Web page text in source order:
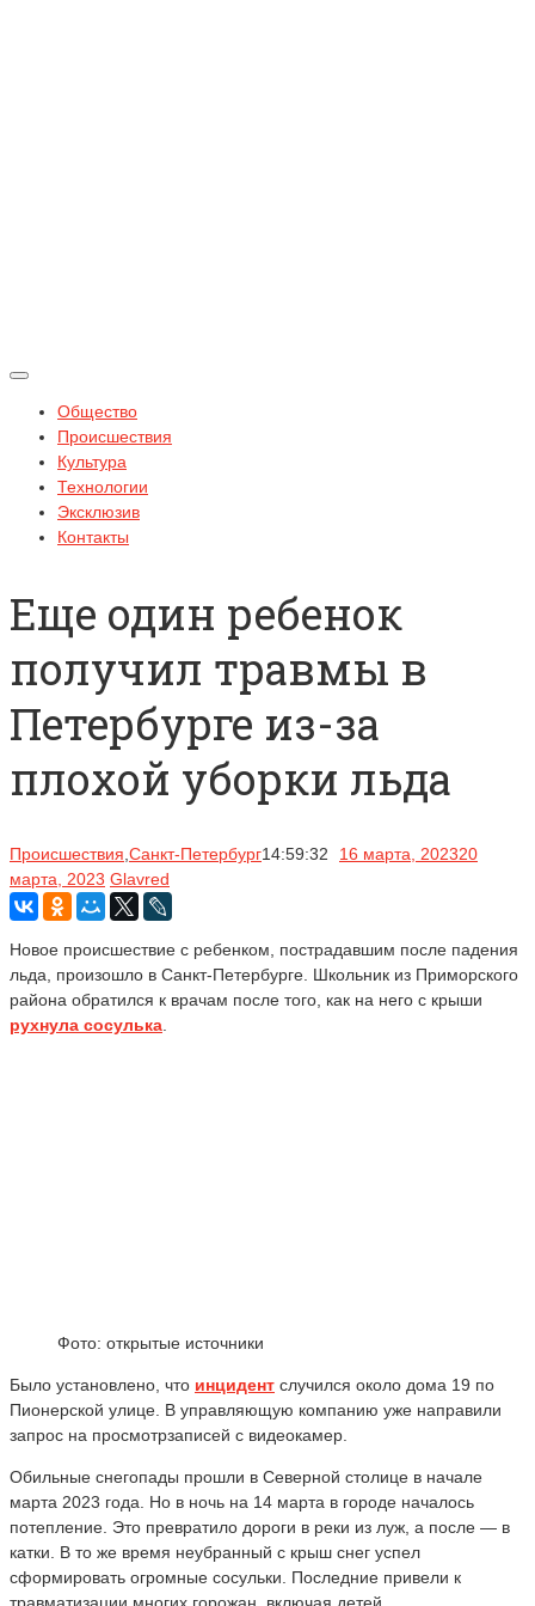
Общество
Происшествия
Культура
Технологии
Эксклюзив
Контакты
Еще один ребенок
получил травмы в
Петербурге из-за
плохой уборки льда
Происшествия Санкт-Петербург14:59:32 16 марта, 202320
марта, 2023 Glavred
Новое происшествие с ребенком, пострадавшим после падения
льда, произошло в Санкт-Петербурге. Школьник из Приморского
района обратился к врачам после того, как на него с крыши
рухнула сосулька
Фото: открытые источники
Было установлено, что инцидент случился около дома 19 по
Пионерской улице. В управляющую компанию уже направили
запрос на просмотрзаписей с видеокамер.
Обильные снегопады прошли в Северной столице в начале
марта 2023 года. Но в ночь на 14 марта в городе началось
потепление. Это превратило дороги в реки из луж, а после — в
катки. В то же время неубранный с крыш снег успел
сформировать огромные сосульки. Последние привели к
травматизации многих горожан, включая детей.